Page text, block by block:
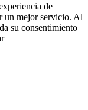
de
un mejor servicio. Al
su consentimiento